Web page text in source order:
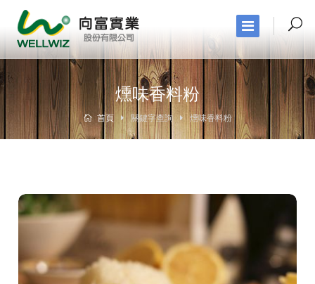
燻味香料粉
首頁 關鍵字查詢 燻味香料粉